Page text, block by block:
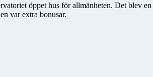
öppet hus för allmänheten. Det blev
var extra bonusar.